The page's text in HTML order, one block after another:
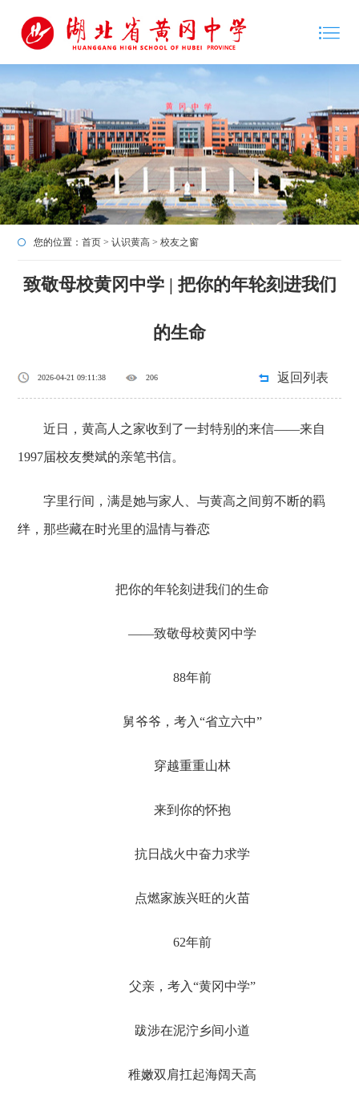
您的位置：首页 >认识黄高 >校友之窗
致敬母校黄冈中学 | 把你的年轮刻进我们
的生命
2026-04-21 09:11:38 206 返回列表
近日，黄高人之家收到了一封特别的来信——来自
1997届校友樊斌的亲笔书信。
字里行间，满是她与家人、与黄高之间剪不断的羁
绊，那些藏在时光里的温情与眷恋
把你的年轮刻进我们的生命
——致敬母校黄冈中学
88年前
舅爷爷，考入“省立六中”
穿越重重山林
来到你的怀抱
抗日战火中奋力求学
点燃家族兴旺的火苗
62年前
父亲，考入“黄冈中学”
跋涉在泥泞乡间小道
稚嫩双肩扛起海阔天高